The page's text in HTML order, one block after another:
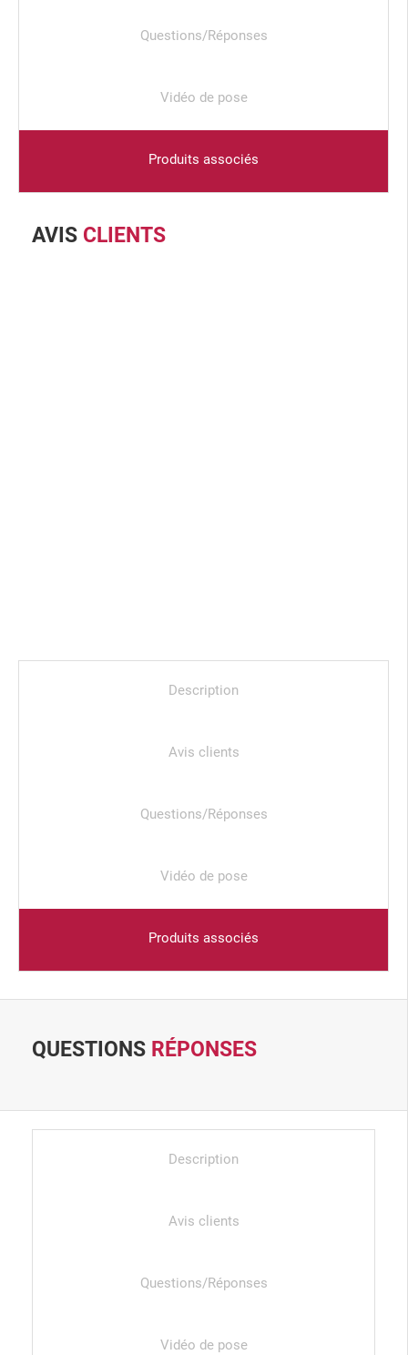
Questions/Réponses
Vidéo de pose
Produits associés
AVIS CLIENTS
Description
Avis clients
Questions/Réponses
Vidéo de pose
Produits associés
QUESTIONS RÉPONSES
Description
Avis clients
Questions/Réponses
Vidéo de pose